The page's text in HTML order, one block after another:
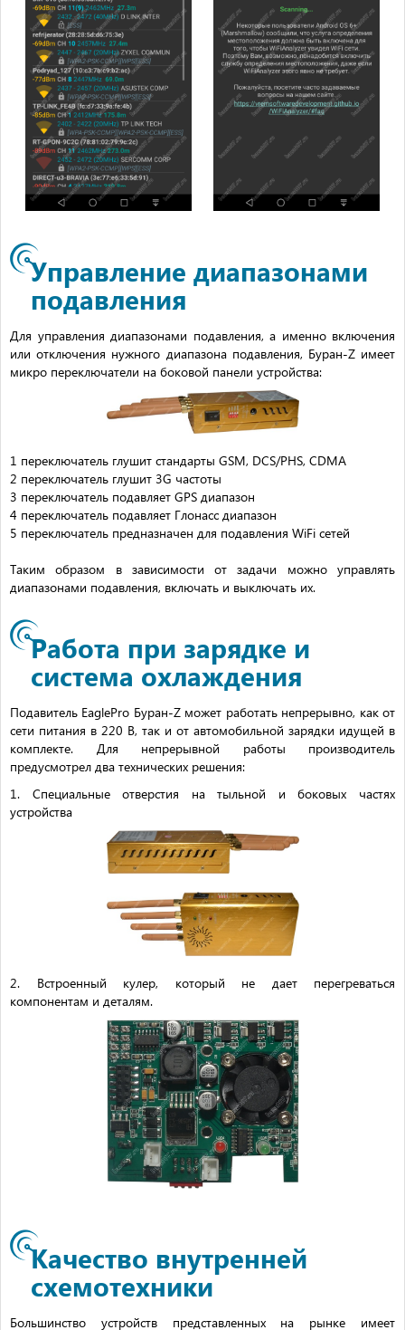
Управление диапазонами
подавления
Для управления диапазонами подавления, а именно включения
или отключения нужного диапазона подавления, Буран-Z имеет
микро переключатели на боковой панели устройства:
1 переключатель глушит стандарты GSM, DCS/PHS, CDMA
2 переключатель глушит 3G частоты
3 переключатель подавляет GPS диапазон
4 переключатель подавляет Глонасс диапазон
5 переключатель предназначен для подавления WiFi сетей
Таким образом в зависимости от задачи можно управлять
диапазонами подавления, включать и выключать их.
Работа при зарядке и
система охлаждения
Подавитель EaglePro Буран-Z может работать непрерывно, как от
сети питания в 220 В, так и от автомобильной зарядки идущей в
комплекте. Для непрерывной работы производитель
предусмотрел два технических решения:
1. Специальные отверстия на тыльной и боковых частях
устройства
2. Встроенный кулер, который не дает перегреваться
компонентам и деталям.
Качество внутренней
схемотехники
Большинство устройств представленных на рынке имеет